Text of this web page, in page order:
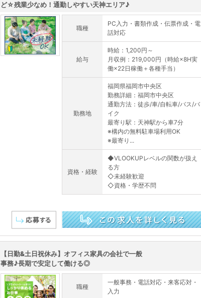
ど☆残業少なめ！通勤しやすい天神エリア♪
職種
PC入力・書類作成・伝票作成・電
話対応
給与
時給：1,200円～
月収例：219,000円（時給×8H実
働×22日稼働＋各種手当）
勤務地
福岡県福岡市中央区
勤務詳細：福岡市中央区
通勤方法：徒歩/車/自転車/バス/バ
イク
最寄り駅：天神駅から車7分
※構内の無料駐車場利用OK
※最寄り...
資格・経験
◆VLOOKUPレベルの関数が扱え
る方
◇未経験歓迎
◇資格・学歴不問
【日勤&土日祝休み】オフィス家具の会社で一般
事務♪長期で安定して働ける◎
職種
一般事務・電話対応・来客応対・
入力